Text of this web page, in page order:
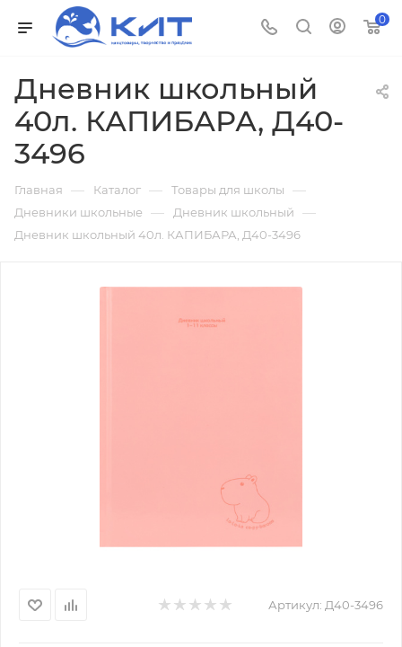
0
Дневник школьный
40л. КАПИБАРА, Д40-
3496
Главная — Каталог — Товары для школы —
Дневники школьные — Дневник школьный —
Дневник школьный 40л. КАПИБАРА, Д40-3496
Артикул: Д40-3496